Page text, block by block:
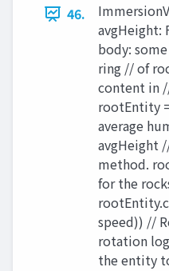
46.
avgHeight:
body:
ring // of
content in
rootEntity
average
avgHeight
method.
for the
speed)) //
rotation
the entity